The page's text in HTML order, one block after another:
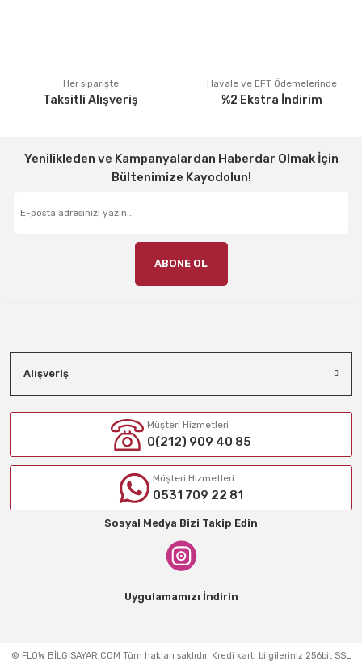
Her siparişte
Taksitli Alışveriş
Havale ve EFT Ödemelerinde
%2 Ekstra İndirim
Yenilikleden ve Kampanyalardan Haberdar Olmak İçin
Bültenimize Kayodolun!
ABONE OL
Alışveriş
Müşteri Hizmetleri
0(212) 909 40 85
Müşteri Hizmetleri
0531 709 22 81
Sosyal Medya Bizi Takip Edin
Uygulamamızı İndirin
© FLOW BİLGİSAYAR.COM Tüm hakları saklıdır. Kredi kartı bilgileriniz 256bit SSL